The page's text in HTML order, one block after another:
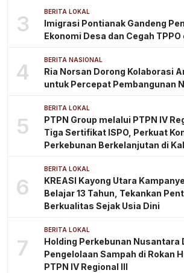
3 BERITA LOKAL
Imigrasi Pontianak Gandeng
Ekonomi Desa dan Cegah TPPO
4 BERITA NASIONAL
Ria Norsan Dorong Kolaborasi
untuk Percepat Pembangunan
5
BERITA LOKAL
PTPN Group melalui PTPN IV
Tiga Sertifikat ISPO, Perkuat
Perkebunan Berkelanjutan di
6
BERITA LOKAL
KREASI Kayong Utara
Belajar 13 Tahun, Tekankan
Berkualitas Sejak Usia Dini
7
BERITA LOKAL
Holding Perkebunan Nusantara
Pengelolaan Sampah di Rokan
PTPN IV Regional III